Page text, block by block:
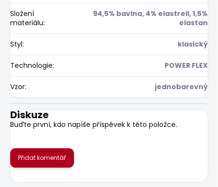
Složení
materiálu:
94,5% bavlna, 4% elastrell, 1,5%
elastan
Styl: klasický
Technologie: POWER FLEX
Vzor: jednobarevný
Diskuze
Buďte první, kdo napíše příspěvek k této položce.
Přidat komentář